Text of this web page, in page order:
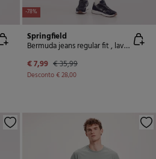
-78%
Springfield
Bermuda jeans regular fit , lavagem média escura
€ 7,99 € 35,99
Desconto€ 28,00